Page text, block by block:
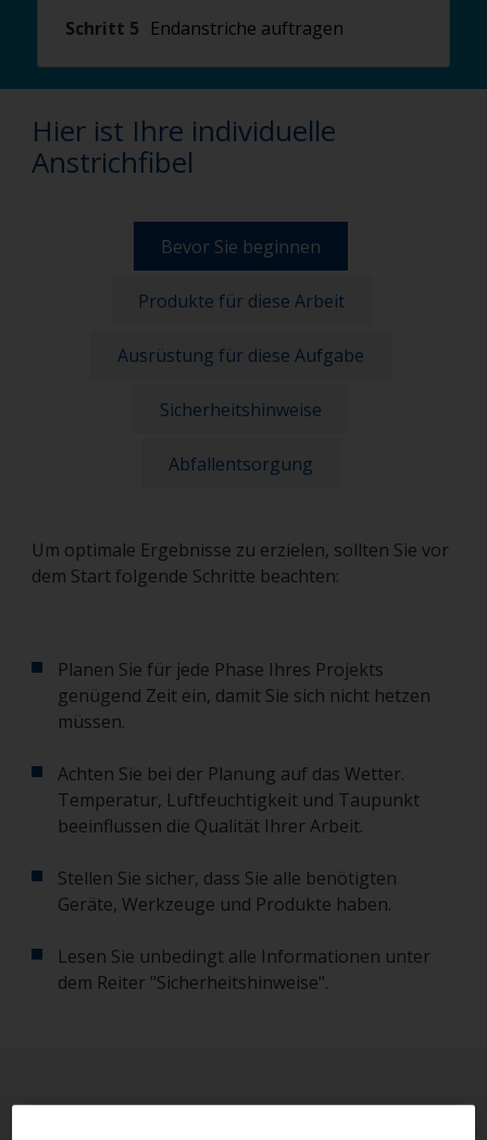
Schritt 5 Endanstriche auftragen
Hier ist Ihre individuelle
Anstrichfibel
Bevor Sie beginnen
Produkte für diese Arbeit
Ausrüstung für diese Aufgabe
Sicherheitshinweise
Abfallentsorgung
Um optimale Ergebnisse zu erzielen, sollten Sie vor
dem Start folgende Schritte beachten:
Planen Sie für jede Phase Ihres Projekts
genügend Zeit ein, damit Sie sich nicht hetzen
müssen.
Achten Sie bei der Planung auf das Wetter.
Temperatur, Luftfeuchtigkeit und Taupunkt
beeinflussen die Qualität Ihrer Arbeit.
Stellen Sie sicher, dass Sie alle benötigten
Geräte, Werkzeuge und Produkte haben.
Lesen Sie unbedingt alle Informationen unter
dem Reiter "Sicherheitshinweise".